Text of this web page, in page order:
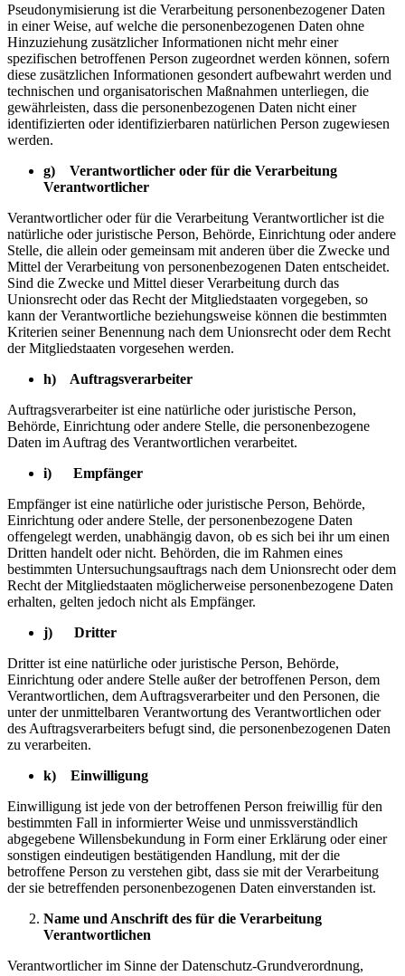
Pseudonymisierung ist die Verarbeitung personenbezogener Daten
in einer Weise, auf welche die personenbezogenen Daten ohne
Hinzuziehung zusätzlicher Informationen nicht mehr einer
spezifischen betroffenen Person zugeordnet werden können, sofern
diese zusätzlichen Informationen gesondert aufbewahrt werden und
technischen und organisatorischen Maßnahmen unterliegen, die
gewährleisten, dass die personenbezogenen Daten nicht einer
identifizierten oder identifizierbaren natürlichen Person zugewiesen
werden.
g) Verantwortlicher oder für die Verarbeitung
Verantwortlicher
Verantwortlicher oder für die Verarbeitung Verantwortlicher ist die
natürliche oder juristische Person, Behörde, Einrichtung oder andere
Stelle, die allein oder gemeinsam mit anderen über die Zwecke und
Mittel der Verarbeitung von personenbezogenen Daten entscheidet.
Sind die Zwecke und Mittel dieser Verarbeitung durch das
Unionsrecht oder das Recht der Mitgliedstaaten vorgegeben, so
kann der Verantwortliche beziehungsweise können die bestimmten
Kriterien seiner Benennung nach dem Unionsrecht oder dem Recht
der Mitgliedstaaten vorgesehen werden.
h) Auftragsverarbeiter
Auftragsverarbeiter ist eine natürliche oder juristische Person,
Behörde, Einrichtung oder andere Stelle, die personenbezogene
Daten im Auftrag des Verantwortlichen verarbeitet.
i) Empfänger
Empfänger ist eine natürliche oder juristische Person, Behörde,
Einrichtung oder andere Stelle, der personenbezogene Daten
offengelegt werden, unabhängig davon, ob es sich bei ihr um einen
Dritten handelt oder nicht. Behörden, die im Rahmen eines
bestimmten Untersuchungsauftrags nach dem Unionsrecht oder dem
Recht der Mitgliedstaaten möglicherweise personenbezogene Daten
erhalten, gelten jedoch nicht als Empfänger.
j) Dritter
Dritter ist eine natürliche oder juristische Person, Behörde,
Einrichtung oder andere Stelle außer der betroffenen Person, dem
Verantwortlichen, dem Auftragsverarbeiter und den Personen, die
unter der unmittelbaren Verantwortung des Verantwortlichen oder
des Auftragsverarbeiters befugt sind, die personenbezogenen Daten
zu verarbeiten.
k) Einwilligung
Einwilligung ist jede von der betroffenen Person freiwillig für den
bestimmten Fall in informierter Weise und unmissverständlich
abgegebene Willensbekundung in Form einer Erklärung oder einer
sonstigen eindeutigen bestätigenden Handlung, mit der die
betroffene Person zu verstehen gibt, dass sie mit der Verarbeitung
der sie betreffenden personenbezogenen Daten einverstanden ist.
Name und Anschrift des für die Verarbeitung
Verantwortlichen
Verantwortlicher im Sinne der Datenschutz-Grundverordnung,